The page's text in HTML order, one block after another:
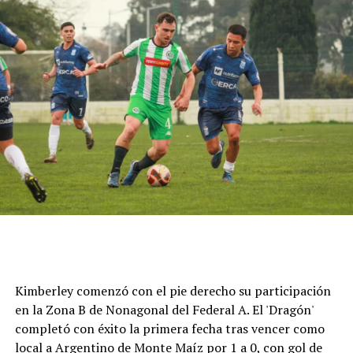
Cómo funciona el Power Ranking de la Fórmula 1
Esta clasificación funciona a través de un panel de cinco
incluye también la clasificación previa y, en caso de
tener, las carreras sprint.
Este análisis tiene la premisa de dejar de lado el
Kimberley comenzó con el pie derecho su participación
en la Zona B de Nonagonal del Federal A. El 'Dragón'
completó con éxito la primera fecha tras vencer como
local a Argentino de Monte Maíz por 1 a 0, con gol de